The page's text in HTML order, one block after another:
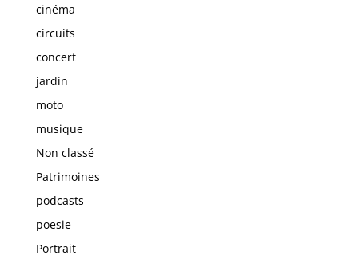
cinéma
circuits
concert
jardin
moto
musique
Non classé
Patrimoines
podcasts
poesie
Portrait